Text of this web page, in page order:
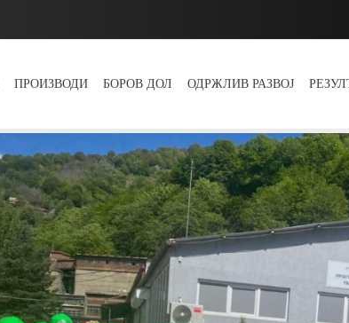
ПРОИЗВОДИ БОРОВ ДОЛ ОДРЖЛИВ РАЗВОЈ